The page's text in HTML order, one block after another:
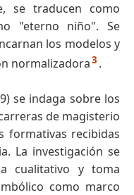
se traducen como
"eterno niño". Se
los modelos y
normalizadora3 .
se indaga sobre los
de magisterio
formativas recibidas
La investigación se
cualitativo y toma
como marco